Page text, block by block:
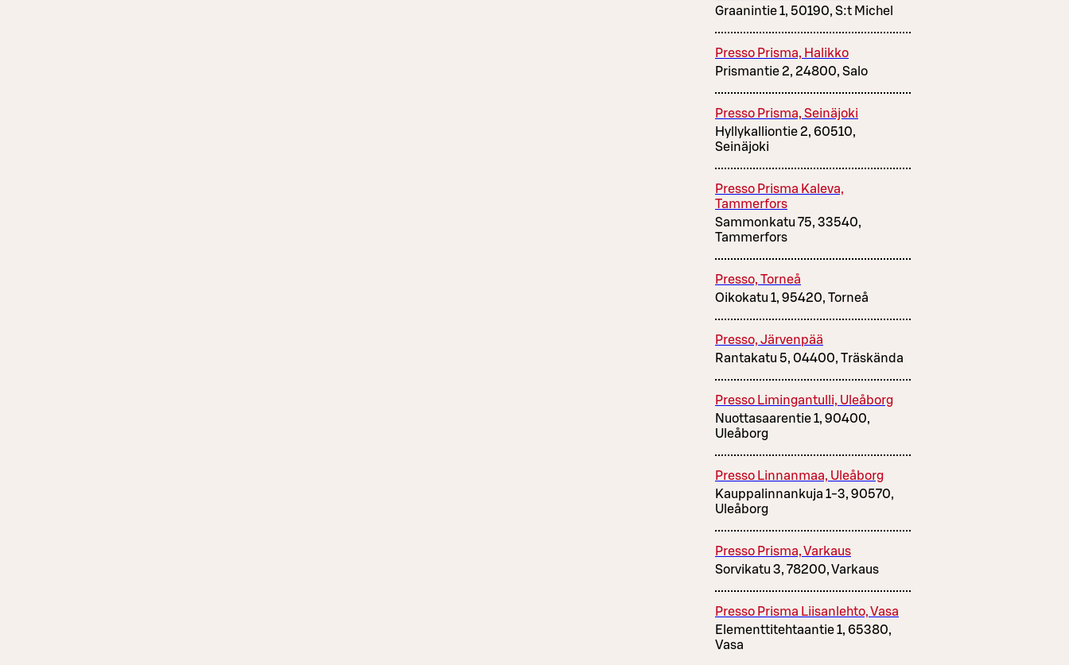
Graanintie 1, 50190, S:t Michel
Presso Prisma, Halikko
Prismantie 2, 24800, Salo
Presso Prisma, Seinäjoki
Hyllykalliontie 2, 60510,
Seinäjoki
Presso Prisma Kaleva,
Tammerfors
Sammonkatu 75, 33540,
Tammerfors
Presso, Torneå
Oikokatu 1, 95420, Torneå
Presso, Järvenpää
Rantakatu 5, 04400, Träskända
Presso Limingantulli, Uleåborg
Nuottasaarentie 1, 90400,
Uleåborg
Presso Linnanmaa, Uleåborg
Kauppalinnankuja 1-3, 90570,
Uleåborg
Presso Prisma, Varkaus
Sorvikatu 3, 78200, Varkaus
Presso Prisma Liisanlehto, Vasa
Elementtitehtaantie 1, 65380,
Vasa